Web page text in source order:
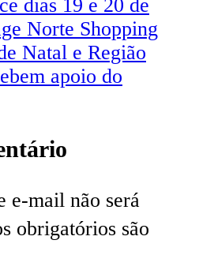
dias 19 e 20 de
Norte Shopping
Natal e Região
apoio do
e-mail não será
obrigatórios são